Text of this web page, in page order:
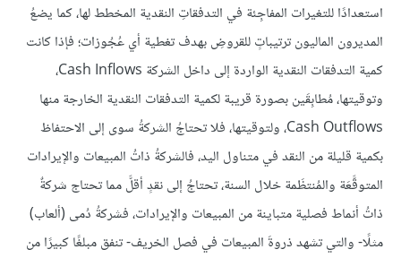
استعدادًا للتغيرات المفاجِئة في التدفقاتِ النقدية المخطط لها، كما يضعُ
المديرون الماليون ترتيباتٍ للقروضِ بهدف تغطية أي عُجُوزات؛ فإذا كانت
كمية التدفقات النقدية الواردة إلى داخل الشركة Cash Inflows،
وتوقيتها، مُطابِقَين بصورة قريبة لكمية التدفقات النقدية الخارجة منها
Cash Outflows، ولتوقيتها، فلا تحتاجُ الشركةُ سوى إلى الاحتفاظ
بكمية قليلة من النقد في متناول اليد، فالشركةُ ذاتُ المبيعات والإيرادات
المتوقَّعَة والمُنتظَمة خلال السنة، تحتاجُ إلى نقدٍ أقلَّ مما تحتاج شركةٌ
ذاتُ أنماط فصلية متباينة من المبيعات والإيرادات، فشركةُ دُمى (ألعاب)
مثلًا- والتي تشهد ذروةَ المبيعات في فصل الخريف- تنفق مبلغًا كبيرًا من